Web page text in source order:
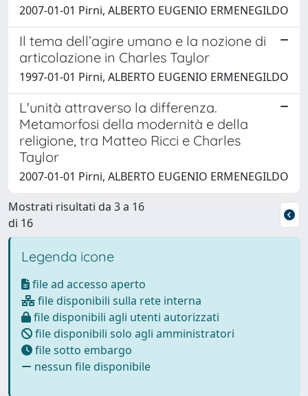
2007-01-01 Pirni, ALBERTO EUGENIO ERMENEGILDO
Il tema dell’agire umano e la nozione di
articolazione in Charles Taylor
1997-01-01 Pirni, ALBERTO EUGENIO ERMENEGILDO
L'unità attraverso la differenza.
Metamorfosi della modernità e della
religione, tra Matteo Ricci e Charles
Taylor
2007-01-01 Pirni, ALBERTO EUGENIO ERMENEGILDO
Mostrati risultati da 3 a 16
di 16
Legenda icone
file ad accesso aperto
file disponibili sulla rete interna
file disponibili agli utenti autorizzati
file disponibili solo agli amministratori
file sotto embargo
nessun file disponibile